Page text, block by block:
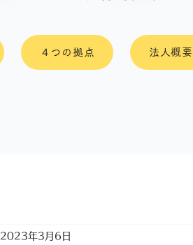
４つの拠点 法人概要
2023年3月6日